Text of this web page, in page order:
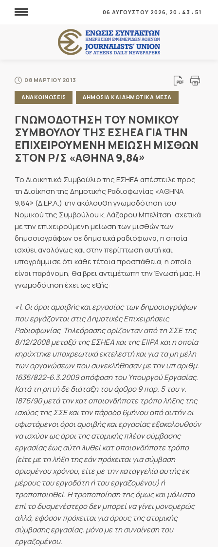
06 ΑΥΓΟΥΣΤΟΥ 2026, 20 : 43 : 51
08 ΜΑΡΤΙΟΥ 2013
ΑΝΑΚΟΙΝΩΣΕΙΣ ΔΗΜΟΣΙΑ ΚΑΙ ΔΗΜΟΤΙΚΑ ΜΕΣΑ
ΓΝΩΜΟΔΟΤΗΣΗ ΤΟΥ ΝΟΜΙΚΟΥ
ΣΥΜΒΟΥΛΟΥ ΤΗΣ ΕΣΗΕΑ ΓΙΑ ΤΗΝ
ΕΠΙΧΕΙΡΟΥΜΕΝΗ ΜΕΙΩΣΗ ΜΙΣΘΩΝ
ΣΤΟΝ Ρ/Σ «ΑΘΗΝΑ 9,84»
Το Διοικητικό Συμβούλιο της ΕΣΗΕΑ απέστειλε προς
τη Διοίκηση της Δημοτικής Ραδιοφωνίας «ΑΘΗΝΑ
9,84» (Δ.ΕΡ.Α.) την ακόλουθη γνωμοδότηση του
Νομικού της Συμβούλου κ. Λάζαρου Μπελίτση, σχετικά
με την επιχειρούμενη μείωση των μισθών των
δημοσιογράφων σε δημοτικά ραδιόφωνα, η οποία
ισχύει αναλόγως και στην περίπτωση αυτή και
υπογράμμισε ότι κάθε τέτοια προσπάθεια, η οποία
είναι παράνομη, θα βρει αντιμέτωπη την Ένωσή μας. Η
γνωμοδότηση έχει ως εξής:
«1. Οι όροι αμοιβής και εργασίας των δημοσιογράφων
που εργάζονται στις Δημοτικές Επιχειρήσεις
Ραδιοφωνίας  Τηλεόρασης ορίζονταν από τη ΣΣΕ της
8/12/2008 μεταξύ της ΕΣΗΕΑ και της ΕΙΙΡΑ και η οποία
κηρύχτηκε υποχρεωτικά εκτελεστή και για τα μη μέλη
των οργανώσεων που συνεκλήθησαν με την υπ αριθμ.
1636/822-6.3.2009 απόφαση του Υπουργού Εργασίας.
Κατά τη ρητή δε διάταξη του άρθρο 9 παρ. 5 του ν.
1876/90 μετά την κατ οποιονδήποτε τρόπο λήξης της
ισχύος της ΣΣΕ και την πάροδο 6μήνου από αυτήν οι
υφιστάμενοι όροι αμοιβής και εργασίας εξακολουθούν
να ισχύον ως όροι της ατομικής πλέον σύμβασης
εργασίας έως αύτη λυθεί κατ οποιονδήποτε τρόπο
(είτε με τη λήξη της εάν πρόκειται για σύμβαση
ορισμένου χρόνου, είτε με την καταγγελία αυτής εκ
μέρους του εργοδότη ή του εργαζομένου) ή
τροποποιηθεί. Η τροποποίηση της όμως και μάλιστα
επί το δυσμενέστερο δεν μπορεί να γίνει μονομερώς
αλλά, εφόσον πρόκειται για όρους της ατομικής
σύμβασης εργασίας, μόνο με τη συναίνεση του
εργαζομένου.